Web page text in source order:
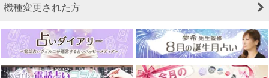
機種変更された方